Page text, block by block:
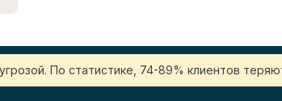
По статистике, 74-89% клиентов